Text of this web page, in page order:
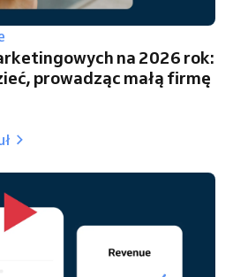
na 2026 rok:
prowadząc małą firmę